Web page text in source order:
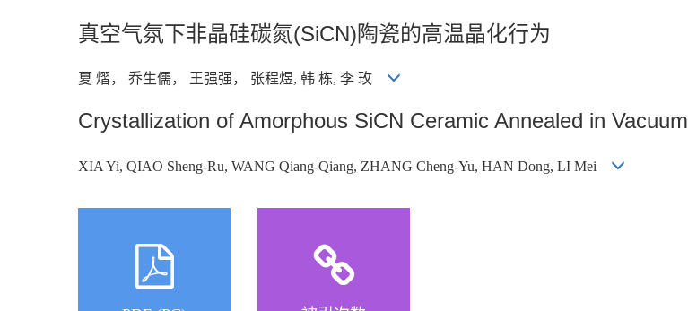
真空气氛下非晶硅碳氮(SiCN)陶瓷的高温晶化行为
夏 熠， 乔生儒， 王强强， 张程煜, 韩 栋, 李 玫
Crystallization of Amorphous SiCN Ceramic Annealed in Vacuum
XIA Yi, QIAO Sheng-Ru, WANG Qiang-Qiang, ZHANG Cheng-Yu, HAN Dong, LI Mei